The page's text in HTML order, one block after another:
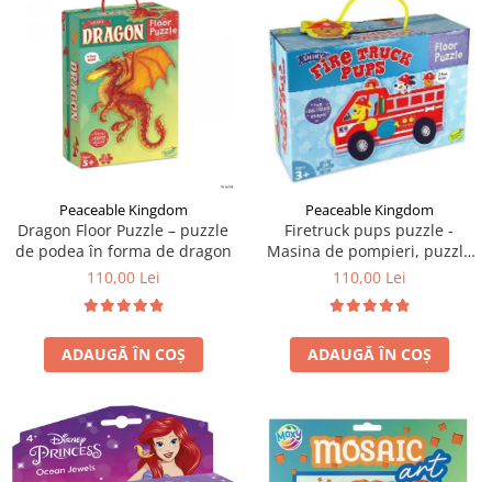
Peaceable Kingdom
Dragon Floor Puzzle – puzzle
de podea în forma de dragon
110,00 Lei
ADAUGĂ ÎN COȘ
Peaceable Kingdom
Firetruck pups puzzle -
Masina de pompieri, puzzle
mare de podea
110,00 Lei
ADAUGĂ ÎN COȘ